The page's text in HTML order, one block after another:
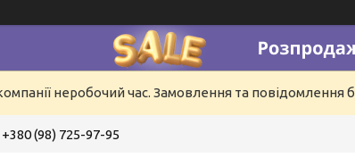
неробочий час. Замовлення та повідомлення
+380 (98) 725-97-95